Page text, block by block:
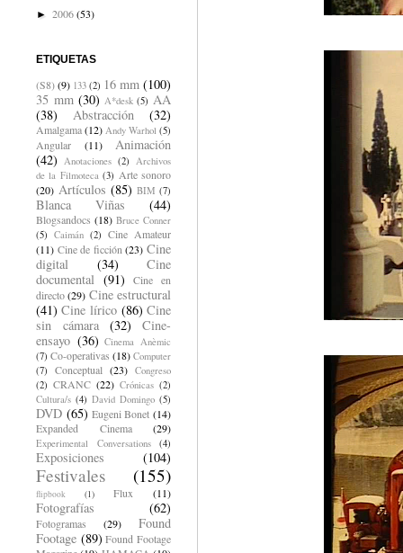
► 2006(53)
ETIQUETAS
(S8)(9) 133 (2) 16 mm (100)
35 mm (30) A*desk (5) AA
(38)
Abstracción (32)
Amalgama(12) Andy Warhol (5)
Angular (11)
Animación
(42)
Anotaciones (2)
Archivos
de la Filmoteca (3) Arte sonoro
(20) Artículos (85) BIM (7)
Blanca Viñas (44)
Blogsandocs (18) Bruce Conner
(5) Caimán (2) Cine Amateur
(11) Cine de ficción (23) Cine
digital
(34)
Cine
documental (91)
Cine en
directo (29) Cine estructural
(41) Cine lírico (86) Cine
sin cámara
(32)
Cine-
ensayo (36) Cinema Anèmic
(7) Co-operativas (18) Computer
(7)
Conceptual (23) Congreso
(2) CRANC (22) Crónicas (2)
Cultura/s (4) David Domingo (5)
DVD (65) Eugeni Bonet (14)
Expanded Cinema
(29)
Experimental Conversations (4)
Exposiciones (104)
Festivales (155)
flipbook (1) Flux (11)
Fotografías (62)
Fotogramas (29)
Found
Footage (89) Found Footage